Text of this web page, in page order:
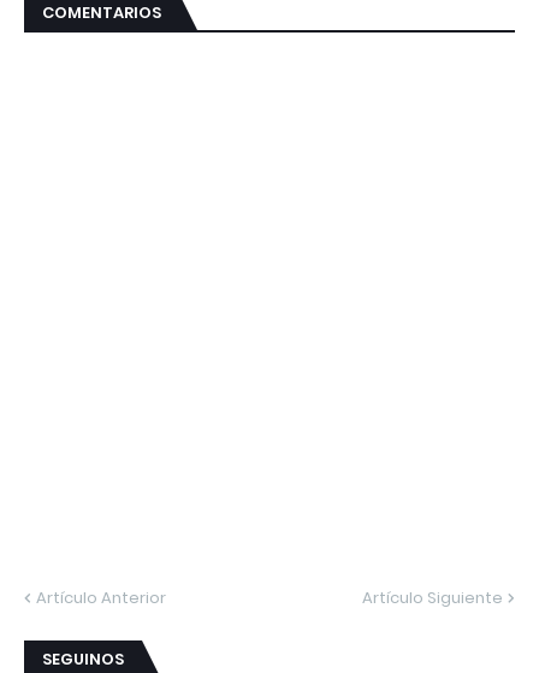
COMENTARIOS
Artículo Anterior Artículo Siguiente
SEGUINOS